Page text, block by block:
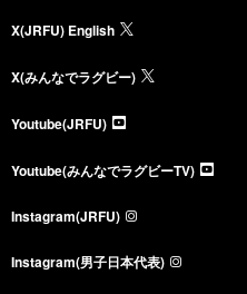
X(JRFU) English
X(みんなでラグビー)
Youtube(JRFU)
Youtube(みんなでラグビーTV)
Instagram(JRFU)
Instagram(男子日本代表)